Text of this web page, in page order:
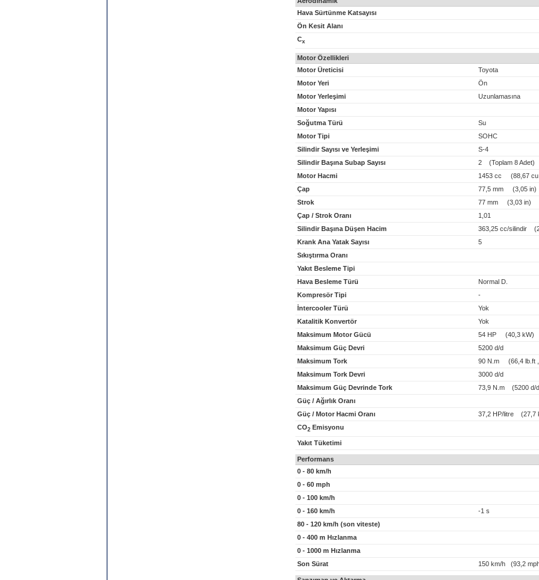
Hava Sürtünme Katsayısı
Ön Kesit Alanı
Cx
Motor Özellikleri
Motor Üreticisi
Toyota
Motor Yeri
Ön
Motor Yerleşimi
Uzunlamasına
Motor Yapısı
Soğutma Türü
Su
Motor Tipi
SOHC
Silindir Sayısı ve Yerleşimi
S-4
Silindir Başına Subap Sayısı
2 (Toplam 8 Adet)
Motor Hacmi
1453 cc (88,67 cu
Çap
77,5 mm (3,05 in)
Strok
77 mm (3,03 in)
Çap / Strok Oranı
1,01
Silindir Başına Düşen Hacim
363,25 cc/silindir
Krank Ana Yatak Sayısı
5
Sıkıştırma Oranı
Yakıt Besleme Tipi
Hava Besleme Türü
Normal D.
Kompresör Tipi
-
İntercooler Türü
Yok
Katalitik Konvertör
Yok
Maksimum Motor Gücü
54 HP (40,3 kW)
Maksimum Güç Devri
5200 d/d
Maksimum Tork
90 N.m (66,4 lb.ft
Maksimum Tork Devri
3000 d/d
Maksimum Güç Devrinde Tork
73,9 N.m (5200 d/
Güç / Ağırlık Oranı
Güç / Motor Hacmi Oranı
37,2 HP/litre (27,7
CO2 Emisyonu
Yakıt Tüketimi
Performans
0 - 80 km/h
0 - 60 mph
0 - 100 km/h
0 - 160 km/h
-1 s
80 - 120 km/h (son viteste)
0 - 400 m Hızlanma
0 - 1000 m Hızlanma
Son Sürat
150 km/h (93,2